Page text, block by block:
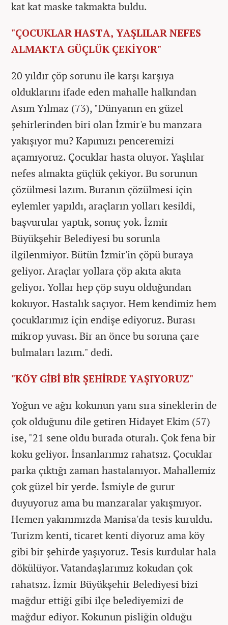
kat kat maske takmakta buldu.
"ÇOCUKLAR HASTA, YAŞLILAR NEFES
ALMAKTA GÜÇLÜK ÇEKİYOR"
20 yıldır çöp sorunu ile karşı karşıya
olduklarını ifade eden mahalle halkından
Asım Yılmaz (73), "Dünyanın en güzel
şehirlerinden biri olan İzmir'e bu manzara
yakışıyor mu? Kapımızı penceremizi
açamıyoruz. Çocuklar hasta oluyor. Yaşlılar
nefes almakta güçlük çekiyor. Bu sorunun
çözülmesi lazım. Buranın çözülmesi için
eylemler yapıldı, araçların yolları kesildi,
başvurular yaptık, sonuç yok. İzmir
Büyükşehir Belediyesi bu sorunla
ilgilenmiyor. Bütün İzmir'in çöpü buraya
geliyor. Araçlar yollara çöp akıta akıta
geliyor. Yollar hep çöp suyu olduğundan
kokuyor. Hastalık saçıyor. Hem kendimiz hem
çocuklarımız için endişe ediyoruz. Burası
mikrop yuvası. Bir an önce bu soruna çare
bulmaları lazım." dedi.
"KÖY GİBİ BİR ŞEHİRDE YAŞIYORUZ"
Yoğun ve ağır kokunun yanı sıra sineklerin de
çok olduğunu dile getiren Hidayet Ekim (57)
ise, "21 sene oldu burada oturalı. Çok fena bir
koku geliyor. İnsanlarımız rahatsız. Çocuklar
parka çıktığı zaman hastalanıyor. Mahallemiz
çok güzel bir yerde. İsmiyle de gurur
duyuyoruz ama bu manzaralar yakışmıyor.
Hemen yakınımızda Manisa'da tesis kuruldu.
Turizm kenti, ticaret kenti diyoruz ama köy
gibi bir şehirde yaşıyoruz. Tesis kurdular hala
dökülüyor. Vatandaşlarımız kokudan çok
rahatsız. İzmir Büyükşehir Belediyesi bizi
mağdur ettiği gibi ilçe belediyemizi de
mağdur ediyor. Kokunun pisliğin olduğu